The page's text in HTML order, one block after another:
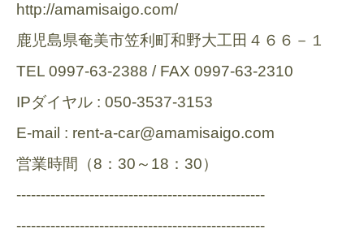
http://amamisaigo.com/
鹿児島県奄美市笠利町和野大工田４６６－１
TEL 0997-63-2388 / FAX 0997-63-2310
IPダイヤル : 050-3537-3153
E-mail : rent-a-car@amamisaigo.com
営業時間（8：30～18：30）
---------------------------------------------------
---------------------------------------------------